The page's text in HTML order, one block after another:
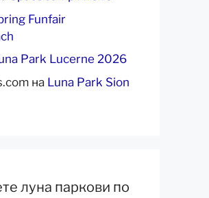
Funfair
Park Lucerne 2026
на Luna Park Sion
луна паркови по